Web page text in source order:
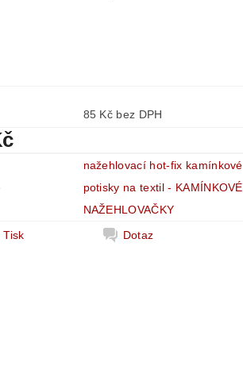
85 Kč bez DPH
nažehlovací hot-fix kamínkové
potisky na textil - KAMÍNKOVÉ
NAŽEHLOVAČKY
Tisk
Dotaz